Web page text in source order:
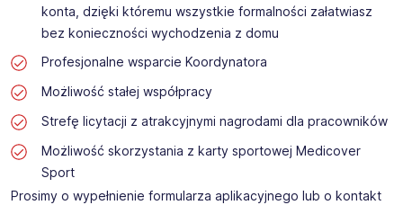
konta, dzięki któremu wszystkie formalności załatwiasz
bez konieczności wychodzenia z domu
Profesjonalne wsparcie Koordynatora
Możliwość stałej współpracy
Strefę licytacji z atrakcyjnymi nagrodami dla pracowników
Możliwość skorzystania z karty sportowej Medicover
Sport
Prosimy o wypełnienie formularza aplikacyjnego lub o kontakt